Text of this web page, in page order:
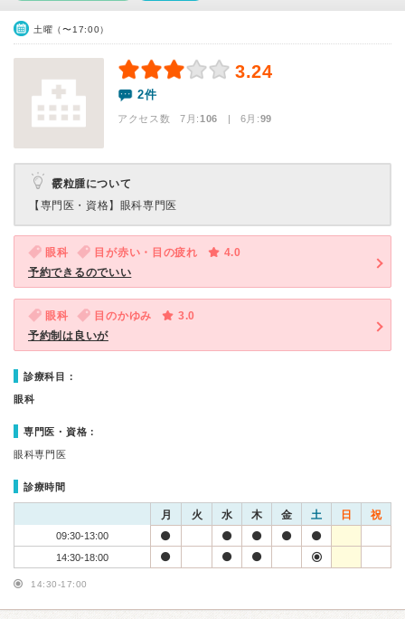
土曜（〜17:00）
3.24
2件
アクセス数 7月:106 | 6月:99
霰粒腫について
【専門医・資格】 眼科専門医
眼科 目が赤い・目の疲れ
4.0
予約できるのでいい
眼科 目のかゆみ
3.0
予約制は良いが
診療科目：
眼科
専門医・資格：
眼科専門医
診療時間
月 火 水 木 金 土 日 祝
09:30-13:00
14:30-18:00
14:30-17:00